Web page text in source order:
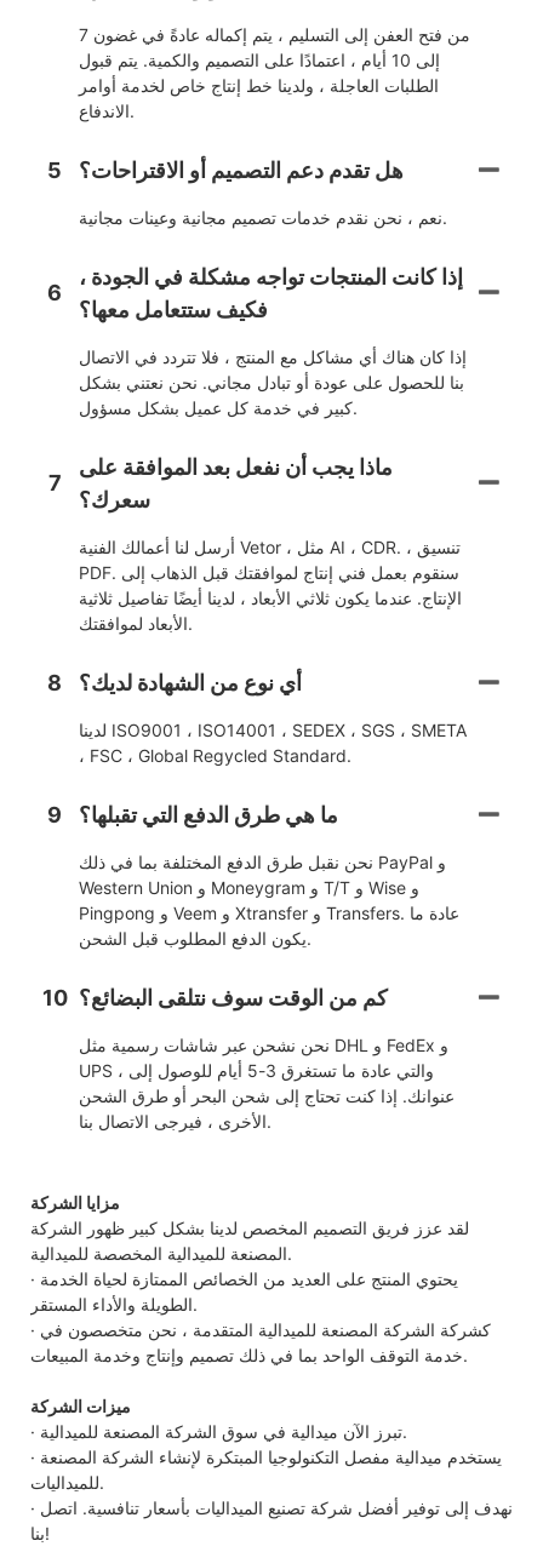
من فتح العفن إلى التسليم ، يتم إكماله عادةً في غضون 7
إلى 10 أيام ، اعتمادًا على التصميم والكمية. يتم قبول
الطلبات العاجلة ، ولدينا خط إنتاج خاص لخدمة أوامر
الاندفاع.
5 هل تقدم دعم التصميم أو الاقتراحات؟
نعم ، نحن نقدم خدمات تصميم مجانية وعينات مجانية.
6
إذا كانت المنتجات تواجه مشكلة في الجودة ،
فكيف ستتعامل معها؟
إذا كان هناك أي مشاكل مع المنتج ، فلا تتردد في الاتصال
بنا للحصول على عودة أو تبادل مجاني. نحن نعتني بشكل
كبير في خدمة كل عميل بشكل مسؤول.
7
ماذا يجب أن نفعل بعد الموافقة على
سعرك؟
أرسل لنا أعمالك الفنية Vetor ، مثل AI ، CDR. ، تنسيق
PDF. سنقوم بعمل فني إنتاج لموافقتك قبل الذهاب إلى
الإنتاج. عندما يكون ثلاثي الأبعاد ، لدينا أيضًا تفاصيل ثلاثية
الأبعاد لموافقتك.
8 أي نوع من الشهادة لديك؟
لدينا ISO9001 ، ISO14001 ، SEDEX ، SGS ، SMETA
، FSC ، Global Regycled Standard.
9 ما هي طرق الدفع التي تقبلها؟
نحن نقبل طرق الدفع المختلفة بما في ذلك PayPal و
Western Union و Moneygram و T/T و Wise و
Pingpong و Veem و Xtransfer و Transfers. عادة ما
يكون الدفع المطلوب قبل الشحن.
10 كم من الوقت سوف نتلقى البضائع؟
نحن نشحن عبر شاشات رسمية مثل DHL و FedEx و
UPS ، والتي عادة ما تستغرق 3-5 أيام للوصول إلى
عنوانك. إذا كنت تحتاج إلى شحن البحر أو طرق الشحن
الأخرى ، فيرجى الاتصال بنا.
مزايا الشركة
لقد عزز فريق التصميم المخصص لدينا بشكل كبير ظهور الشركة
المصنعة للميدالية المخصصة للميدالية.
· يحتوي المنتج على العديد من الخصائص الممتازة لحياة الخدمة
الطويلة والأداء المستقر.
· كشركة الشركة المصنعة للميدالية المتقدمة ، نحن متخصصون في
خدمة التوقف الواحد بما في ذلك تصميم وإنتاج وخدمة المبيعات.
ميزات الشركة
· تبرز الآن ميدالية في سوق الشركة المصنعة للميدالية.
· يستخدم ميدالية مفصل التكنولوجيا المبتكرة لإنشاء الشركة المصنعة
للميداليات.
· نهدف إلى توفير أفضل شركة تصنيع الميداليات بأسعار تنافسية. اتصل
بنا!